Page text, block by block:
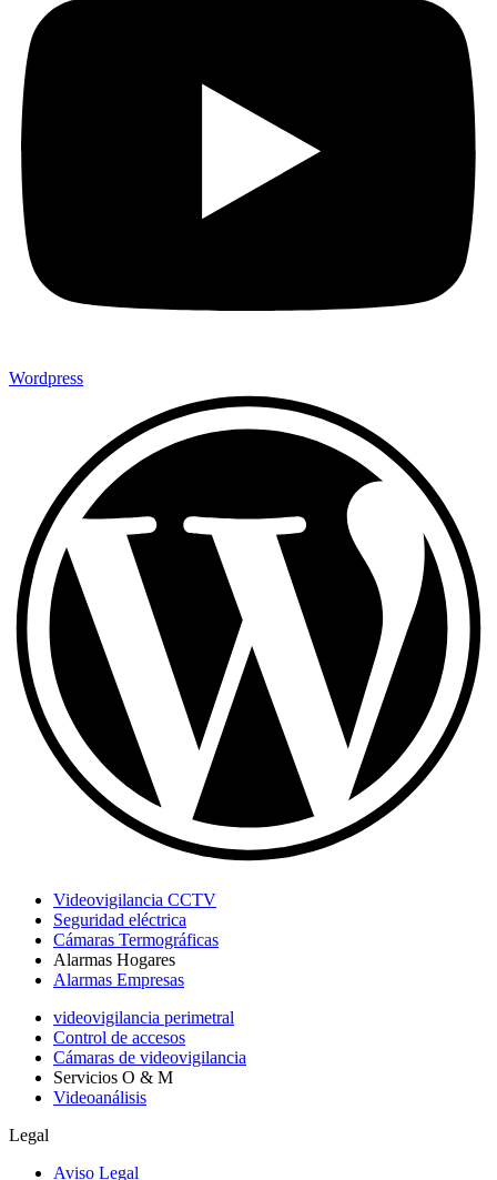
Wordpress
Videovigilancia CCTV
Seguridad eléctrica
Cámaras Termográficas
Alarmas Hogares
Alarmas Empresas
videovigilancia perimetral
Control de accesos
Cámaras de videovigilancia
Servicios O & M
Videoanálisis
Legal
Aviso Legal